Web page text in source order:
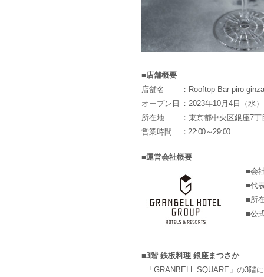
■店舗概要
店舗名
：Rooftop Bar piro
オープン日
：2023年10月4日（水）
所在地
：東京都中央区銀座7
営業時間
：22:00～29:00
■運営会社概要
■会
■代
■所
■公
■3階 鉄板料理 銀座まつさか
「GRANBELL SQUARE」の3階